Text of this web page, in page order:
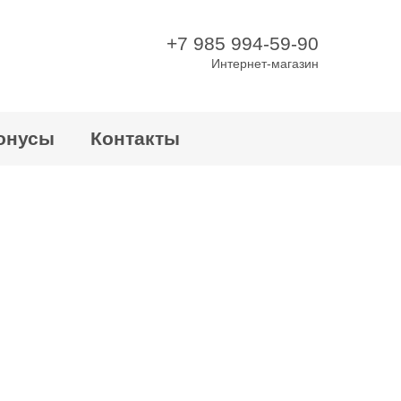
+7 985 994-59-90
Интернет-магазин
Контакты